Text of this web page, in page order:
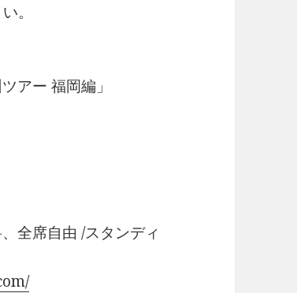
。
アー 福岡編」
全席自由 /スタンディ